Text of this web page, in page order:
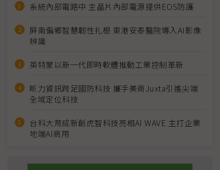
系統內部電路中 主晶片內部電源提供EOS防護
屏南偏鄉智慧韌性扎根 東港安泰醫院導入AI影像
辨識
英特蒙以新一代即時軟體推動工業控制革新
昕力資訊跨足國防科技 攜手美商Juxta引進尖端
全域定位科技
台科大育成新創虎智科技亮相AI WAVE 主打企業
地端AI商用